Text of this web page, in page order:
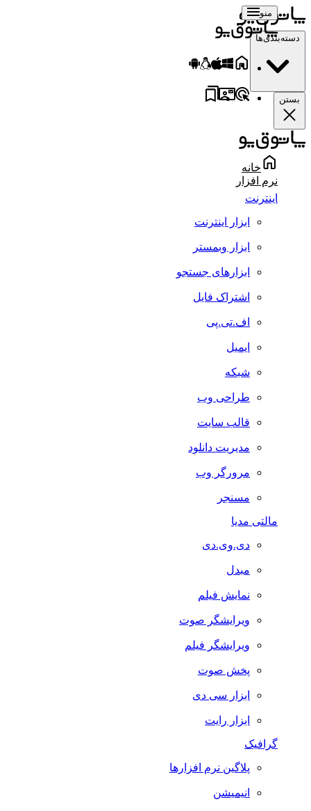
منو
خانه
نرم افزار
اینترنت
ابزار اینترنت
ابزار وبمستر
ابزارهای جستجو
اشتراک فایل
اف.تی.پی
ایمیل
شبکه
طراحی وب
قالب سایت
مدیریت دانلود
مرورگر وب
مسنجر
مالتی مدیا
دی.وی.دی
مبدل
نمایش فیلم
ویرایشگر صوت
ویرایشگر فیلم
پخش صوت
ابزار سی دی
ابزار رایت
گرافیک
پلاگین نرم افزارها
انیمیشن